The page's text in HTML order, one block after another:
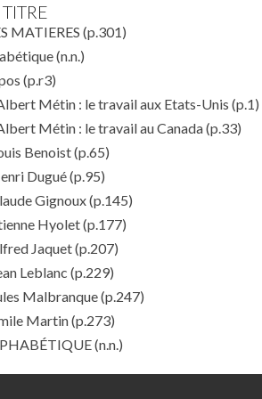
MATIERES (p.301)
(n.n.)
(p.r3)
Métin : le travail aux Etats-Unis (p.1)
Métin : le travail au Canada(p.33)
Benoist(p.65)
Dugué(p.95)
Gignoux(p.145)
Hyolet(p.177)
Jaquet(p.207)
Leblanc (p.229)
Malbranque(p.247)
Martin(p.273)
(n.n.)